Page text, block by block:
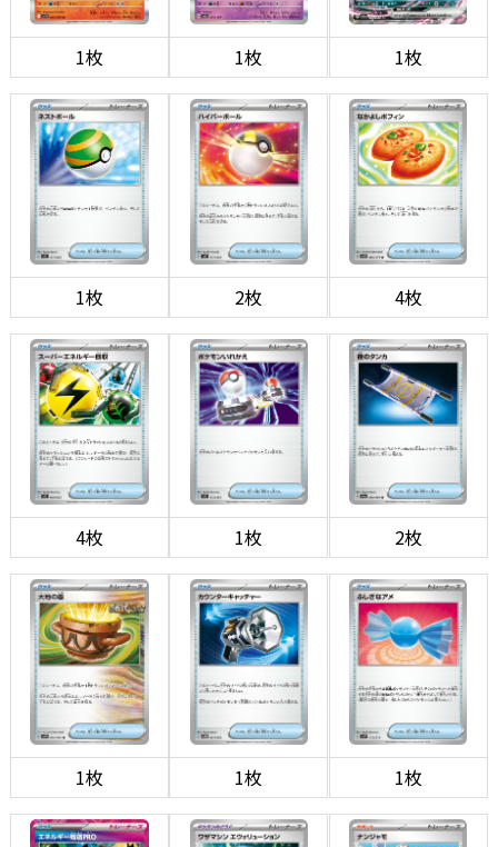
1枚 1枚 1枚
1枚 2枚 4枚
4枚 1枚 2枚
1枚 1枚 1枚